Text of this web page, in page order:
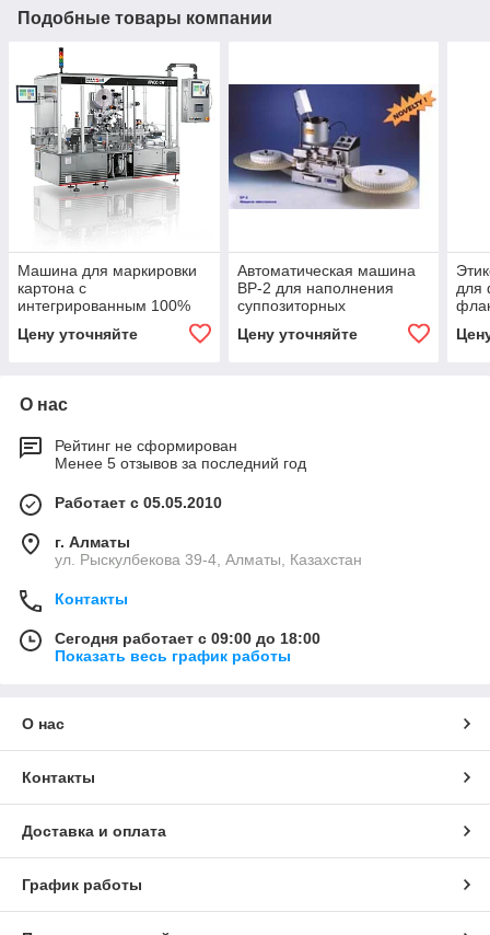
Подобные товары компании
Машина для маркировки
картона с
интегрированным 100%
IPC SENSITIVE AP400 CW
Цену уточняйте
Автоматическая машина
BP-2 для наполнения
суппозиторных
3600 супп./час)
Цену уточняйте
для
О нас
Рейтинг не сформирован
Менее 5 отзывов за последний год
Работает с 05.05.2010
г. Алматы
ул. Рыскулбекова 39-4, Алматы, Казахстан
Контакты
Сегодня работает с 09:00 до 18:00
Показать весь график работы
О нас
Контакты
Доставка и оплата
График работы